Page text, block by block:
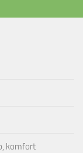
komfort